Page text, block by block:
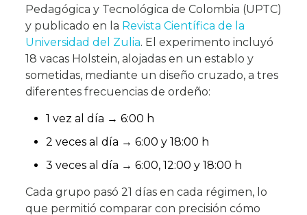
Pedagógica y Tecnológica de Colombia (UPTC)
y publicado en la Revista Científica de la
Universidad del Zulia. El experimento incluyó
18 vacas Holstein, alojadas en un establo y
sometidas, mediante un diseño cruzado, a tres
diferentes frecuencias de ordeño:
1 vez al día → 6:00 h
2 veces al día → 6:00 y 18:00 h
3 veces al día → 6:00, 12:00 y 18:00 h
Cada grupo pasó 21 días en cada régimen, lo
que permitió comparar con precisión cómo